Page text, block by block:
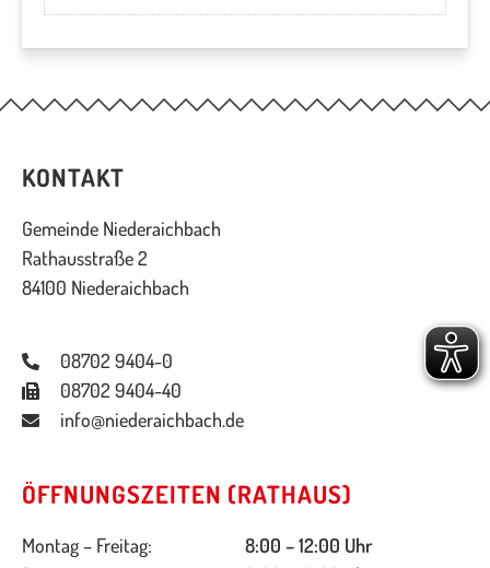
KONTAKT
Gemeinde Niederaichbach
Rathausstraße 2
84100 Niederaichbach
08702 9404-0
08702 9404-40
info@niederaichbach.de
ÖFFNUNGSZEITEN (RATHAUS)
Montag – Freitag:
8:00 – 12:00 Uhr